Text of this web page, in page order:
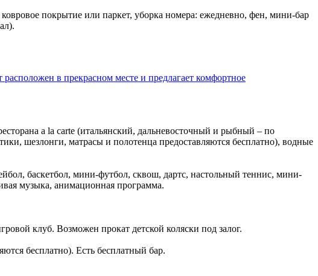
покрытие или паркет, уборка номера: ежедневно, фен, мини-бар
a la carte (итальянский, дальневосточный и рыбный – по
шезлонги, матрасы и полотенца предоставляются бесплатно), водные
баскетбол, мини-футбол, сквош, дартс, настольный теннис, мини-
музыка, анимационная программа.
клуб. Возможен прокат детской коляски под залог.
бесплатно). Есть бесплатный бар.